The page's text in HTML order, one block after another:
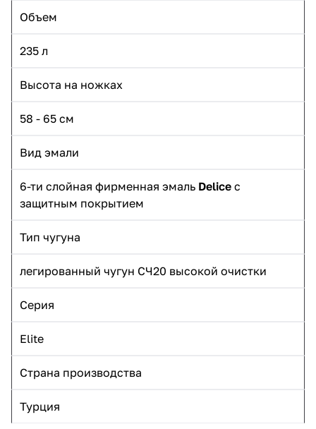
Объем
235 л
Высота на ножках
58 - 65 см
Вид эмали
6-ти слойная фирменная эмаль Delice с
защитным покрытием
Тип чугуна
легированный чугун СЧ20 высокой очистки
Серия
Elite
Страна производства
Турция